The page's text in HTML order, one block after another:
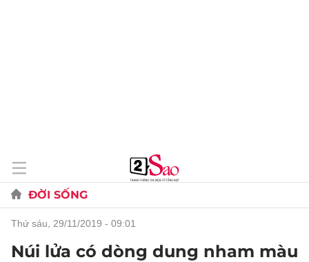
ĐỜI SỐNG
thứ sáu, 29/11/2019 - 09:01
Núi lửa có dòng dung nham màu